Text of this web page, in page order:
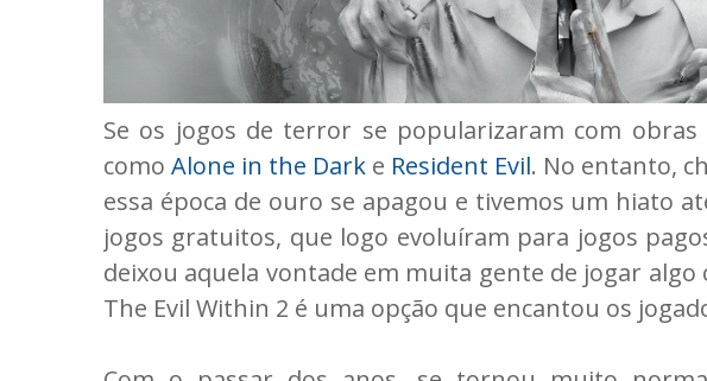
Se os jogos de terror se popularizaram com obras
como Alone in the Dark e Resident Evil. No entanto,
essa época de ouro se apagou e tivemos um hiato
jogos gratuitos, que logo evoluíram para jogos
deixou aquela vontade em muita gente de jogar
The Evil Within 2 é uma opção que encantou os